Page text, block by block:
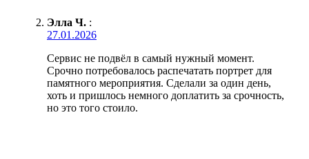
Элла Ч. :
27.01.2026
Сервис не подвёл в самый нужный момент.
Срочно потребовалось распечатать портрет для
памятного мероприятия. Сделали за один день,
хоть и пришлось немного доплатить за срочность,
но это того стоило.